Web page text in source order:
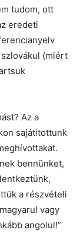
tudom, ott
eredeti
(miért
Az a
sajátítottunk
bennünket,
a részvételi
vagy
angolul!”